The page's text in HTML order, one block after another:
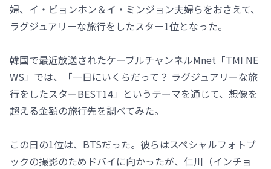
婦、イ・ビョンホン＆イ・ミンジョン夫婦らをおさえて、
ラグジュアリーな旅行をしたスター1位となった。
韓国で最近放送されたケーブルチャンネルMnet「TMI NE
WS」では、「一日にいくらだって？ ラグジュアリーな旅
行をしたスターBEST14」というテーマを通じて、想像を
超える金額の旅行先を調べてみた。
この日の1位は、BTSだった。彼らはスペシャルフォトブ
ックの撮影のためドバイに向かったが、仁川（インチョ